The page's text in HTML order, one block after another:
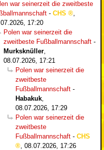
war seinerzeit die zweitbeste
- CHS
17:20
Polen war seinerzeit die
zweitbeste Fußballmannschaft -
Murksknüller
08.07.2026, 17:21
Polen war seinerzeit die
zweitbeste
Fußballmannschaft -
Habakuk
08.07.2026, 17:29
Polen war seinerzeit die
zweitbeste
Fußballmannschaft - CHS
08.07.2026, 17:26